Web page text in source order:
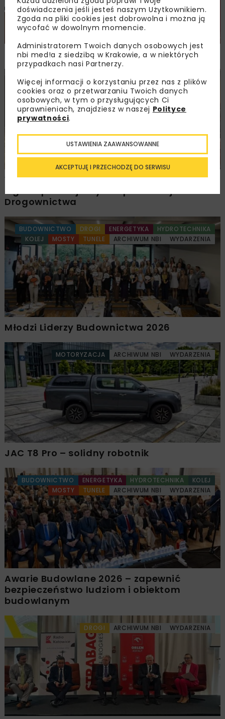
NOVDROG 2026
DROGI MOSTY TUNELE ARCHIWUM NBI WYDARZENIA
Walne zgromadzenie członków
Drogownictwa
BUDOWNICTWO DROGI ENERGETYKA
HYDROTECHNIKA
KOLEJ
MOSTY TUNELE ARCHIWUM NBI WYDARZENIA
Młodzi Liderzy Budownictwa 2026
MOTORYZACJA ARCHIWUM NBI WYDARZENIA
JAC T8 Pro – solidny robotnik
BUDOWNICTWO ENERGETYKA HYDROTECHNIKA
KOLEJ
MOSTY
TUNELE ARCHIWUM NBI WYDARZENIA
Awarie Budowlane 2026 – zapewnić
bezpieczeństwo ludziom i obiektom
budowlanym
DROGI ARCHIWUM NBI WYDARZENIA
doświadczenia jeśli jesteś naszym Użytkownikiem.
Zgoda na pliki cookies jest dobrowolna i można ją
wycofać w dowolnym momencie.
Administratorem Twoich danych osobowych jest
nbi med!a z siedzibą w Krakowie, a w niektórych
przypadkach nasi Partnerzy.
Więcej informacji o korzystaniu przez nas z plików
cookies oraz o przetwarzaniu Twoich danych
osobowych, w tym o przysługujących Ci
uprawnieniach, znajdziesz w naszej Polityce
prywatności.
AKCEPTUJĘ I PRZECHODZĘ DO SERWISU
USTAWIENIA ZAAWANSOWANNE